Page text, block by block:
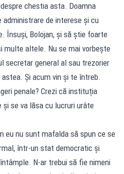
chestia asta. Doamna
administrare de interese și cu
Însuși, Bolojan, și să știe foarte
multe altele. Nu se mai vorbește
secretar general al sau trezorier
Și acum vin și te întreb.
penale? Crezi că instituția
se va lăsa cu lucruri urâte
eu nu sunt mafalda să spun ce se
într-un stat democratic și
N-ar trebui să fie nimeni